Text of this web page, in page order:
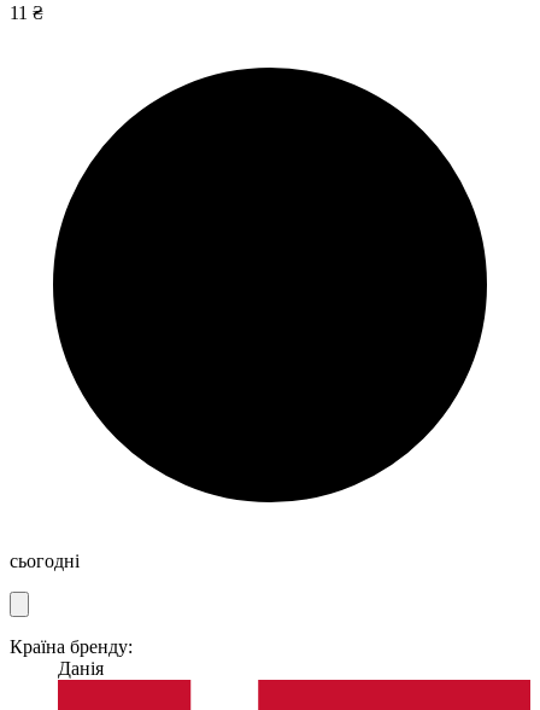
11 ₴
сьогодні
Країна бренду:
Данія